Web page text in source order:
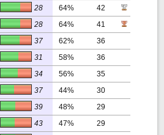
28 64%
42
28 64%
41
37 62%
36
31 58%
36
34 56%
35
37 44%
30
39 48%
29
43 47%
29